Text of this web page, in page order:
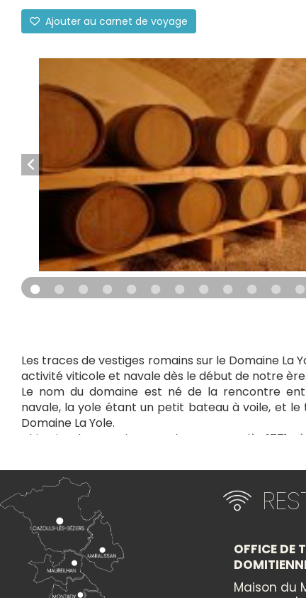
Ajouter au carnet de voyage
Les traces de vestiges romains sur le Domaine La
activité viticole et navale dès le début de notre ère.
Le nom du domaine est né de la rencontre
navale, la yole étant un petit bateau à voile, et le
Domaine La Yole.
L’histoire du Domaine La Yole remonte dès 1771
cadastre napoléonien étaient au
principales.
On s’y retrouvait, on y commerçait et on y buvait
Dans les années 50, un ingénieur agronome, M.
amoureux du domaine et va entamer une
Aujourd’hui, le Domaine La Yole est un grand
Vente de vins et de produits de la ferme.
OFFICE DE
Maison du